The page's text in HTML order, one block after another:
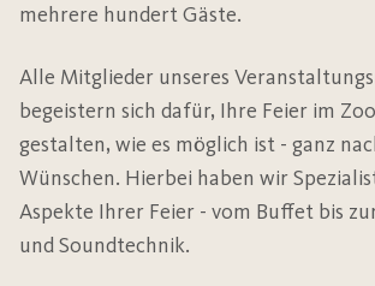
mehrere hundert Gäste.
Alle Mitglieder unseres
begeistern sich dafür, Ihre Feier im
gestalten, wie es möglich ist - ganz
Wünschen. Hierbei haben wir
Aspekte Ihrer Feier - vom Buffet bis
und Soundtechnik.